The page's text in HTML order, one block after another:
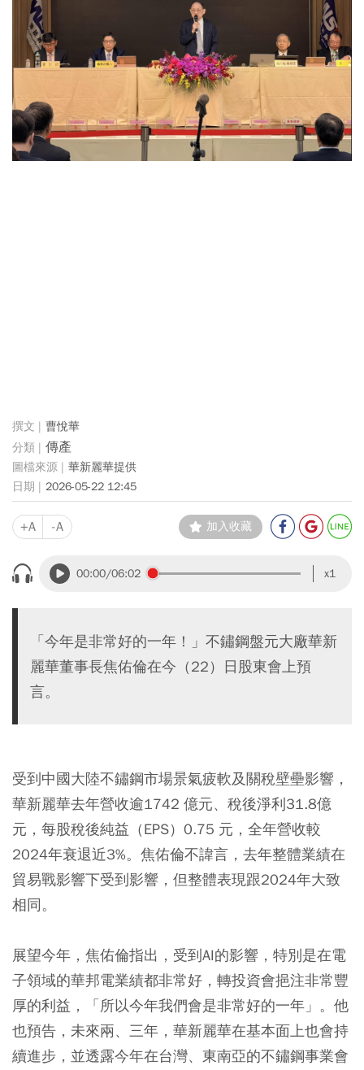
曹悅華
傳產
華新麗華提供
2026-05-22 12:45
+A -A 加入收藏
00:00/06:02 x1
「今年是非常好的一年！」不鏽鋼盤元大廠華新
麗華董事長焦佑倫在今（22）日股東會上預
言。
受到中國大陸不鏽鋼市場景氣疲軟及關稅壁壘影響，
華新麗華去年營收逾1742 億元、稅後淨利31.8億
元，每股稅後純益（EPS）0.75 元，全年營收較
2024年衰退近3%。焦佑倫不諱言，去年整體業績在
貿易戰影響下受到影響，但整體表現跟2024年大致
相同。
展望今年，焦佑倫指出，受到AI的影響，特別是在電
子領域的華邦電業績都非常好，轉投資會挹注非常豐
厚的利益，「所以今年我們會是非常好的一年」。他
也預告，未來兩、三年，華新麗華在基本面上也會持
續進步，並透露今年在台灣、東南亞的不鏽鋼事業會